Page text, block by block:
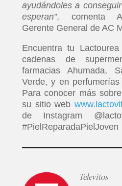
ayudándoles a
esperan”, comenta
Gerente General de AC
Encuentra tu
cadenas de
farmacias Ahumada,
Verde, y en
Para conocer más
su sitio web
de Instagram
#PielReparadaPielJoven
Televitos